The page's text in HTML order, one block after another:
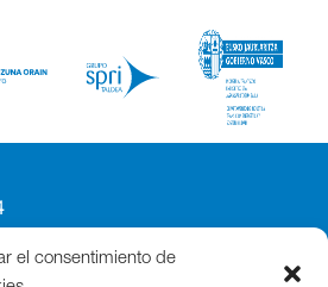
el consentimiento de